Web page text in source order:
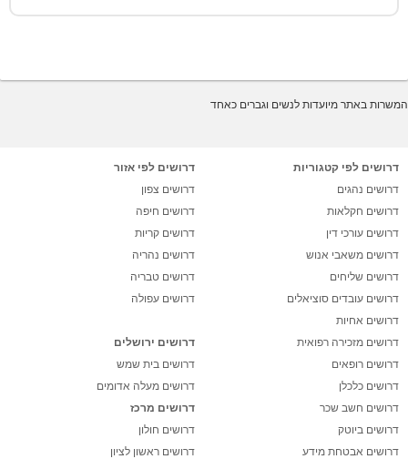
המשרות באתר מיועדות לנשים וגברים כאחד
דרושים לפי קטגוריות
דרושים נהגים
דרושים חקלאות
דרושים עורכי דין
דרושים משאבי אנוש
דרושים שליחים
דרושים עובדים סוציאלים
דרושים אחיות
דרושים מזכירה רפואית
דרושים רופאים
דרושים כלכלן
דרושים חשב שכר
דרושים ביוטק
דרושים אבטחת מידע
דרושים לפי אזור
דרושים צפון
דרושים חיפה
דרושים קריות
דרושים נהריה
דרושים טבריה
דרושים עפולה
דרושים ירושלים
דרושים בית שמש
דרושים מעלה אדומים
דרושים מרכז
דרושים חולון
דרושים ראשון לציון